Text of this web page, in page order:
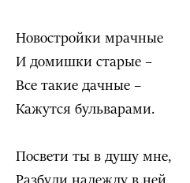
Новостройки мрачные
И домишки старые –
Все такие дачные –
Кажутся бульварами.
Посвети ты в душу мне,